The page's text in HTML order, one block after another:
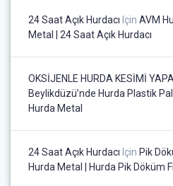
24 Saat Açık Hurdacı Için AVM
Metal | 24 Saat Açık Hurdacı
OKSİJENLE HURDA KESİMİ
Beylikdüzü’nde Hurda Plastik
Hurda Metal
24 Saat Açık Hurdacı Için Pik
Hurda Metal | Hurda Pik Döküm